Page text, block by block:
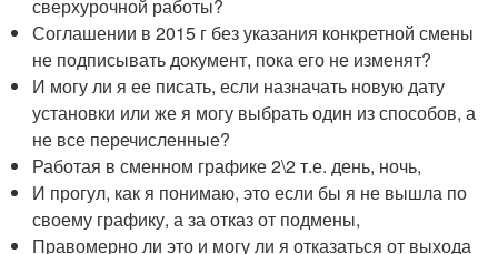
сверхурочной работы?
Соглашении в 2015 г без указания конкретной смены
не подписывать документ, пока его не изменят?
И могу ли я ее писать, если назначать новую дату
установки или же я могу выбрать один из способов, а
не все перечисленные?
Работая в сменном графике 2\2 т.е. день, ночь,
И прогул, как я понимаю, это если бы я не вышла по
своему графику, а за отказ от подмены,
Правомерно ли это и могу ли я отказаться от выхода